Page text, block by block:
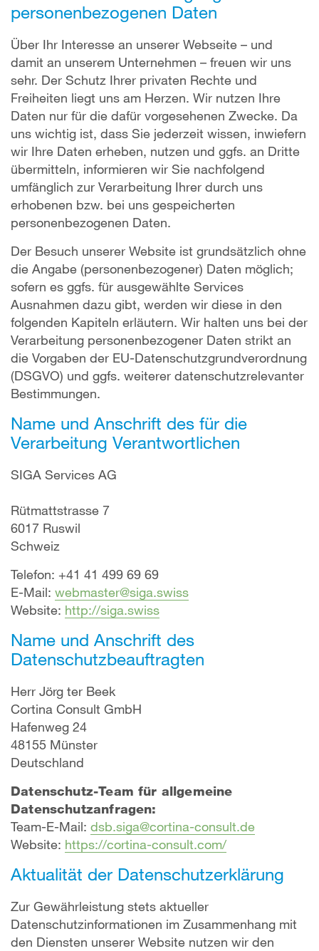
personenbezogenen Daten
Über Ihr Interesse an unserer Webseite – und
damit an unserem Unternehmen – freuen wir uns
sehr. Der Schutz Ihrer privaten Rechte und
Freiheiten liegt uns am Herzen. Wir nutzen Ihre
Daten nur für die dafür vorgesehenen Zwecke. Da
uns wichtig ist, dass Sie jederzeit wissen, inwiefern
wir Ihre Daten erheben, nutzen und ggfs. an Dritte
übermitteln, informieren wir Sie nachfolgend
umfänglich zur Verarbeitung Ihrer durch uns
erhobenen bzw. bei uns gespeicherten
personenbezogenen Daten.
Der Besuch unserer Website ist grundsätzlich ohne
die Angabe (personenbezogener) Daten möglich;
sofern es ggfs. für ausgewählte Services
Ausnahmen dazu gibt, werden wir diese in den
folgenden Kapiteln erläutern. Wir halten uns bei der
Verarbeitung personenbezogener Daten strikt an
die Vorgaben der EU-Datenschutzgrundverordnung
(DSGVO) und ggfs. weiterer datenschutzrelevanter
Bestimmungen.
Name und Anschrift des für die
Verarbeitung Verantwortlichen
SIGA Services AG
Rütmattstrasse 7
6017 Ruswil
Schweiz
Telefon: +41 41 499 69 69
E-Mail: webmaster@siga.swiss
Website: http://siga.swiss
Name und Anschrift des
Datenschutzbeauftragten
Herr Jörg ter Beek
Cortina Consult GmbH
Hafenweg 24
48155 Münster
Deutschland
Datenschutz-Team für allgemeine
Datenschutzanfragen:
Team-E-Mail: dsb.siga@cortina-consult.de
Website: https://cortina-consult.com/
Aktualität der Datenschutzerklärung
Zur Gewährleistung stets aktueller
Datenschutzinformationen im Zusammenhang mit
den Diensten unserer Website nutzen wir den